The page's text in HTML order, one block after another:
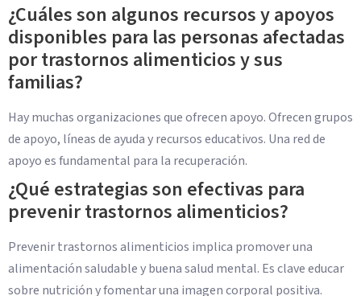
¿Cuáles son algunos recursos y apoyos
disponibles para las personas afectadas
por trastornos alimenticios y sus
familias?
Hay muchas organizaciones que ofrecen apoyo. Ofrecen grupos
de apoyo, líneas de ayuda y recursos educativos. Una red de
apoyo es fundamental para la recuperación.
¿Qué estrategias son efectivas para
prevenir trastornos alimenticios?
Prevenir trastornos alimenticios implica promover una
alimentación saludable y buena salud mental. Es clave educar
sobre nutrición y fomentar una imagen corporal positiva.